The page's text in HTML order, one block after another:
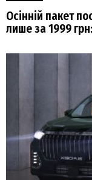
Осінній пакет
лише за 1999